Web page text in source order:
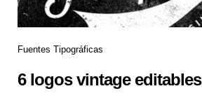
Fuentes Tipográficas
6 logos vintage editables